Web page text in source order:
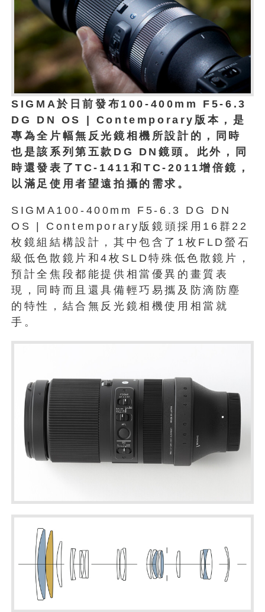
SIGMA於日前發布100-400mm F5-6.3
DG DN OS | Contemporary版本，是
專為全片幅無反光鏡相機所設計的，同時
也是該系列第五款DG DN鏡頭。此外，同
時還發表了TC-1411和TC-2011增倍鏡，
以滿足使用者望遠拍攝的需求。
SIGMA100-400mm F5-6.3 DG DN
OS | Contemporary版鏡頭採用16群22
枚鏡組結構設計，其中包含了1枚FLD螢石
級低色散鏡片和4枚SLD特殊低色散鏡片，
預計全焦段都能提供相當優異的畫質表
現，同時而且還具備輕巧易攜及防滴防塵
的特性，結合無反光鏡相機使用相當就
手。